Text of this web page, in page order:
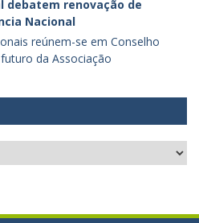
debatem renovação de
Nacional
reúnem-se em Conselho
da Associação